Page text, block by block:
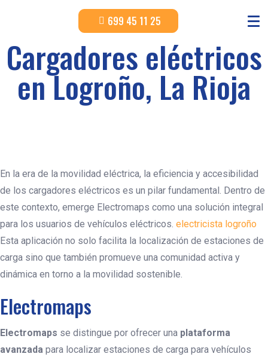
699 45 11 25
Cargadores eléctricos
en Logroño, La Rioja
En la era de la movilidad eléctrica, la eficiencia y accesibilidad
de los cargadores eléctricos es un pilar fundamental. Dentro de
este contexto, emerge Electromaps como una solución integral
para los usuarios de vehículos eléctricos. electricista logroño
Esta aplicación no solo facilita la localización de estaciones de
carga sino que también promueve una comunidad activa y
dinámica en torno a la movilidad sostenible.
Electromaps
Electromaps se distingue por ofrecer una plataforma
avanzada para localizar estaciones de carga para vehículos